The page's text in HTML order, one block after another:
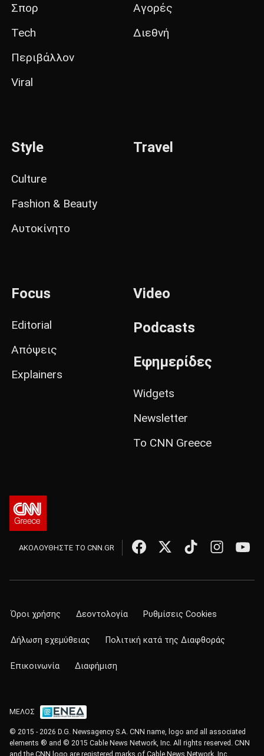
Σπορ
Tech
Περιβάλλον
Viral
Αγορές
Διεθνή
Style
Culture
Fashion & Beauty
Αυτοκίνητο
Travel
Focus
Editorial
Απόψεις
Explainers
Video
Podcasts
Εφημερίδες
Widgets
Newsletter
Το CNN Greece
ΑΚΟΛΟΥΘΗΣΤΕ ΤΟ CNN.GR
Όροι χρήσης Δεοντολογία Ρυθμίσεις Cookies
Δήλωση εχεμύθειας Πολιτική κατά της Διαφθοράς
Επικοινωνία Διαφήμιση
ΜΕΛΟΣ
© 2015 - 2026 D.G. Newsagency S.A. CNN name, logo and all associated
elements ® and © 2015 Cable News Network, Inc. All rights reserved. CNN
and the CNN logo are registered marks of Cable News Network, Inc.,